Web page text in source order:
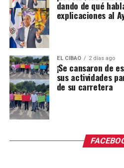
dando de qué
explicaciones al
EL CIBAO 2 días ago
¡Se cansaron de
sus actividades
de su carretera